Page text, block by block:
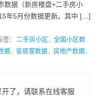
数据（新房楼盘+二手房小
年5月份数据更新。其中 […]
签： 二手房小区 , 全国小区数
据 , 安居客数据 , 房地产数据 ,
了，请联系在线客服